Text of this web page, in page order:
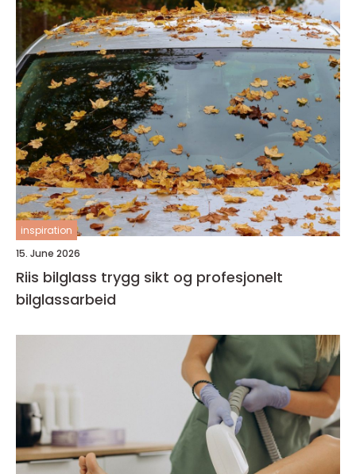
inspiration
15. June 2026
Riis bilglass trygg sikt og profesjonelt
bilglassarbeid